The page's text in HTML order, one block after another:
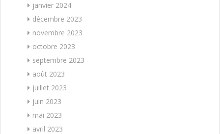
janvier 2024
décembre 2023
novembre 2023
octobre 2023
septembre 2023
août 2023
juillet 2023
juin 2023
mai 2023
avril 2023